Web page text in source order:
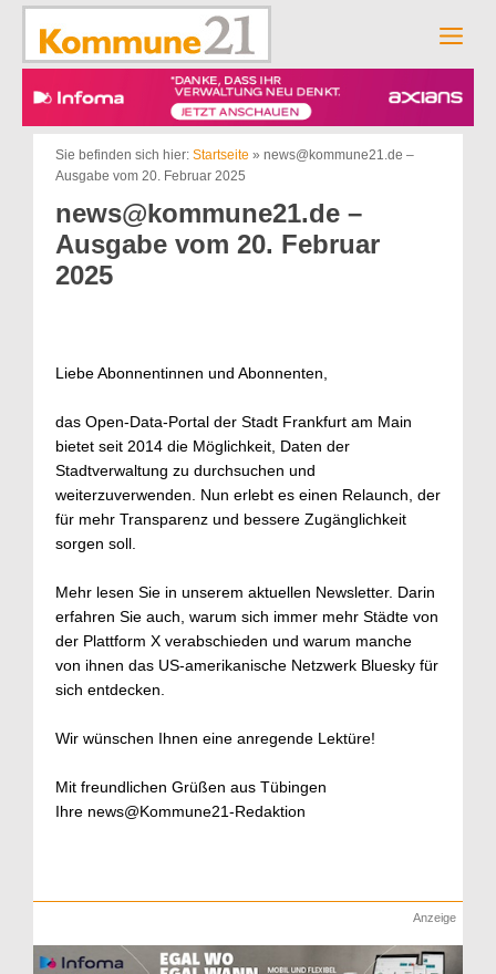
Zum
springen
Sie befinden sich hier: Startseite » news@kommune21.de –
Ausgabe vom 20. Februar 2025
news@kommune21.de –
Ausgabe vom 20. Februar
2025
Liebe Abonnentinnen und Abonnenten,
das Open-Data-Portal der Stadt Frankfurt am Main
bietet seit 2014 die Möglichkeit, Daten der
Stadtverwaltung zu durchsuchen und
weiterzuverwenden. Nun erlebt es einen Relaunch, der
für mehr Transparenz und bessere Zugänglichkeit
sorgen soll.
Mehr lesen Sie in unserem aktuellen Newsletter. Darin
erfahren Sie auch, warum sich immer mehr Städte von
der Plattform X verabschieden und warum manche
von ihnen das US-amerikanische Netzwerk Bluesky für
sich entdecken.
Wir wünschen Ihnen eine anregende Lektüre!
Mit freundlichen Grüßen aus Tübingen
Ihre news@Kommune21-Redaktion
Anzeige